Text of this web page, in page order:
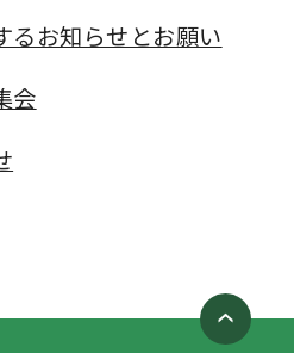
るお知らせとお願い
会